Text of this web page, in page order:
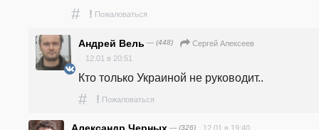
# ! Пожаловаться
Андрей Вель — (448)
Сергей Алексеев
12.01 в 20:51
Кто только Украиной не руководит..
# ! Пожаловаться
— (326) 12.01 в 19:40